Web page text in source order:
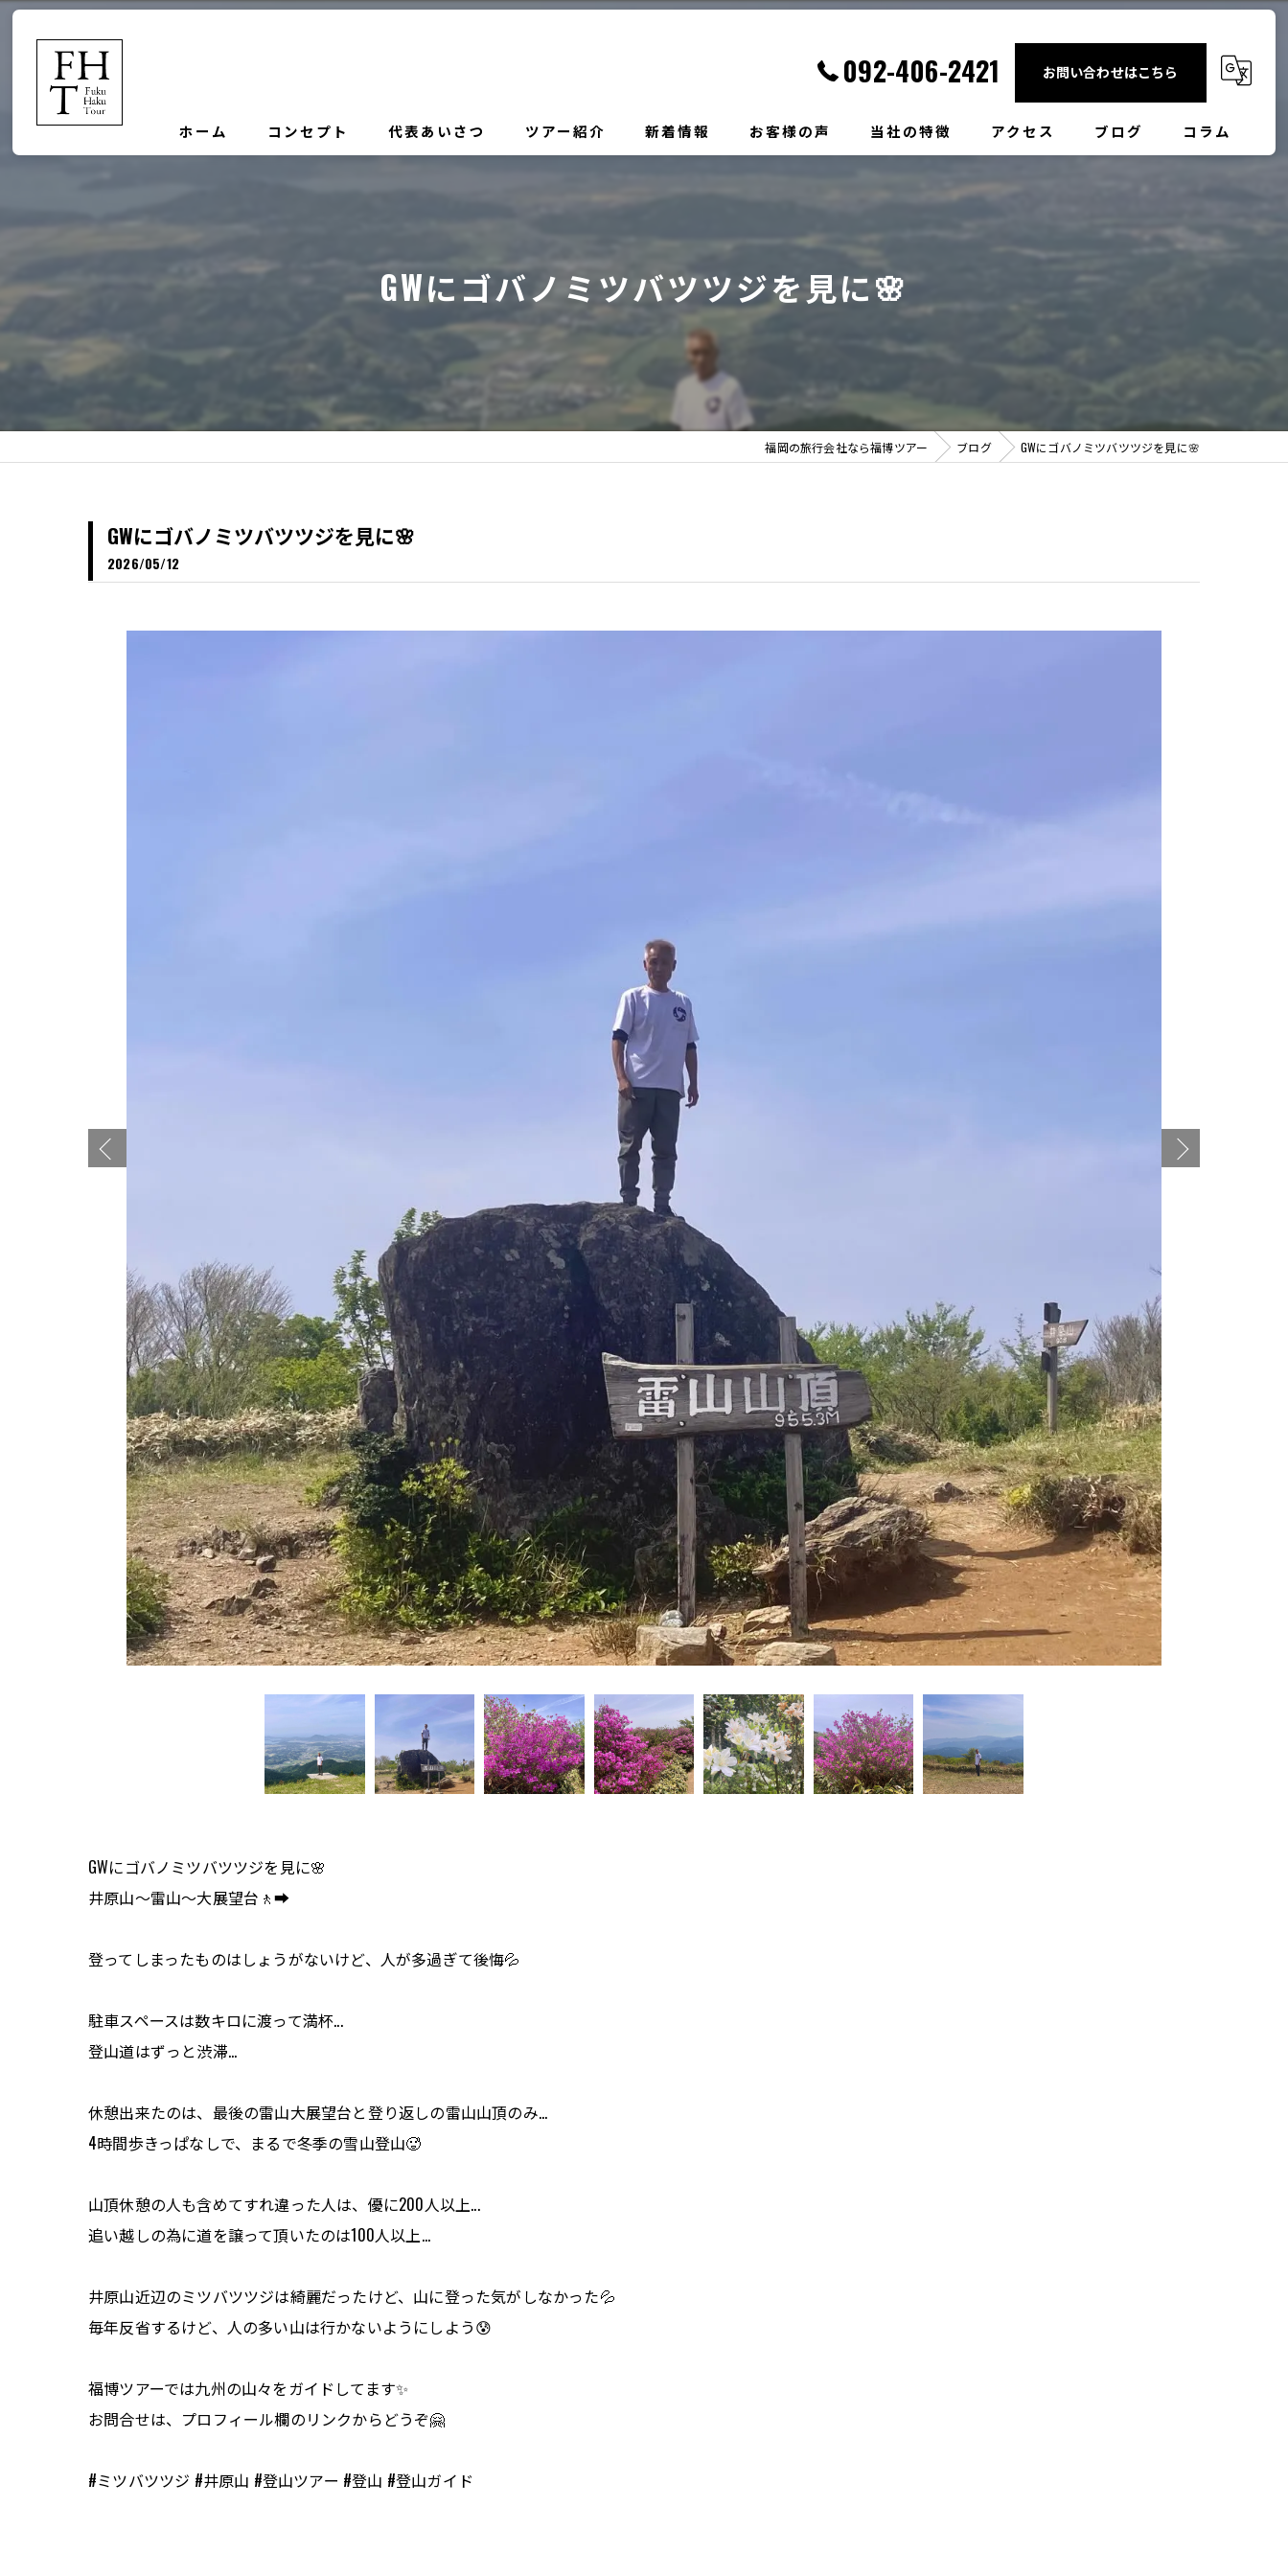
092-406-2421 お問い合わせはこちら
ホーム コンセプト 代表あいさつ ツアー紹介 新着情報 お客様の声 当社の特徴
日帰り
アクセス ブログ コラム
GWにゴバノミツバツツジを見に🌸
福岡の旅行会社なら福博ツアー ブログ GWにゴバノミツバツツジを見に🌸
GWにゴバノミツバツツジを見に🌸
2026/05/12
GWにゴバノミツバツツジを見に🌸
井原山〜雷山〜大展望台🚶‍➡️
登ってしまったものはしょうがないけど、人が多過ぎて後悔💦
駐車スペースは数キロに渡って満杯...
登山道はずっと渋滞...
休憩出来たのは、最後の雷山大展望台と登り返しの雷山山頂のみ...
4時間歩きっぱなしで、まるで冬季の雪山登山🥵
山頂休憩の人も含めてすれ違った人は、優に200人以上...
追い越しの為に道を譲って頂いたのは100人以上...
井原山近辺のミツバツツジは綺麗だったけど、山に登った気がしなかった💦
毎年反省するけど、人の多い山は行かないようにしよう😰
福博ツアーでは九州の山々をガイドしてます✨
お問合せは、プロフィール欄のリンクからどうぞ🤗
#ミツバツツジ #井原山 #登山ツアー #登山 #登山ガイド